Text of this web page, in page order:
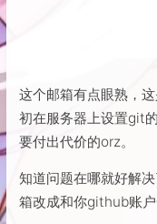
这个邮箱有点眼熟，
初在服务器上设置git
要付出代价的orz。
知道问题在哪就好解
箱改成和你github账户